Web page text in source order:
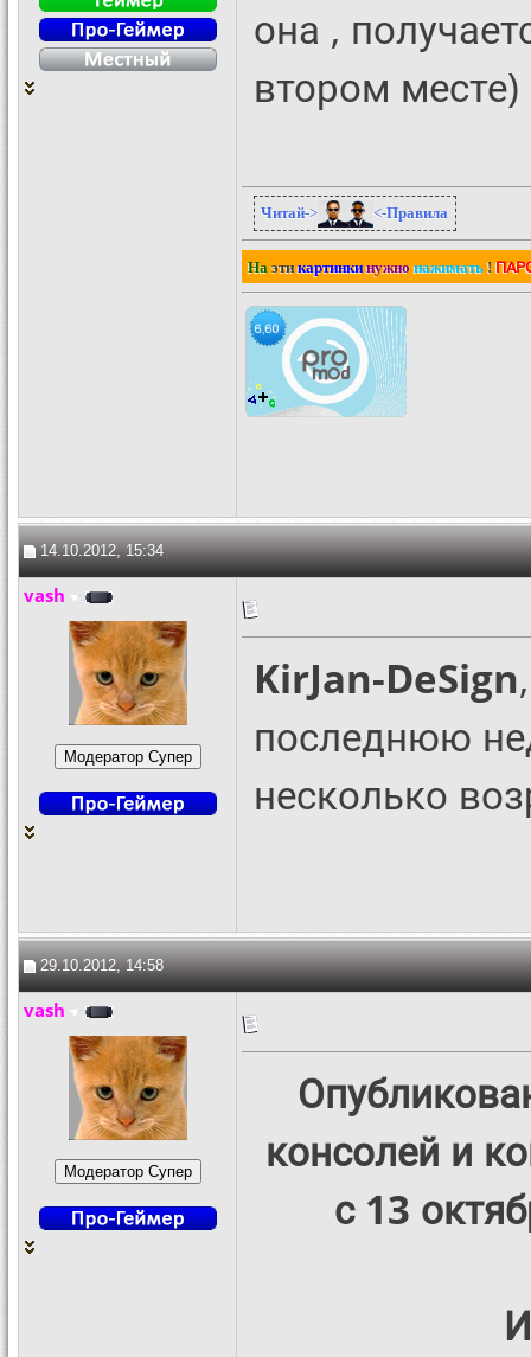
она ,
втором
Читай-> <-Правила
На этикартинки нужно нажимать !
14.10.2012, 15:34
vash
KirJan-DeSign
последнюю
несколько
29.10.2012, 14:58
vash
консолей и
с 13